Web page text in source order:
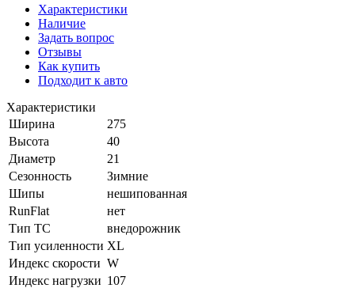
Характеристики
Наличие
Задать вопрос
Отзывы
Как купить
Подходит к авто
Характеристики
Ширина
275
Высота
40
Диаметр
21
Сезонность
Зимние
Шипы
нешипованная
RunFlat
нет
Тип ТС
внедорожник
Тип усиленности XL
Индекс скорости W
Индекс нагрузки 107